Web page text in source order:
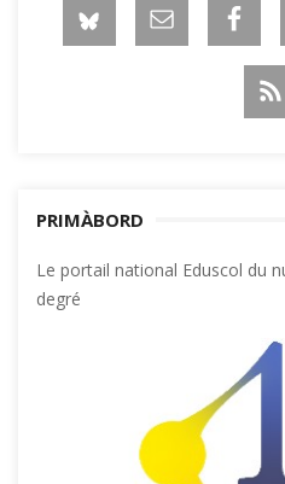
PRIMÀBORD
Le portail national Eduscol du
degré